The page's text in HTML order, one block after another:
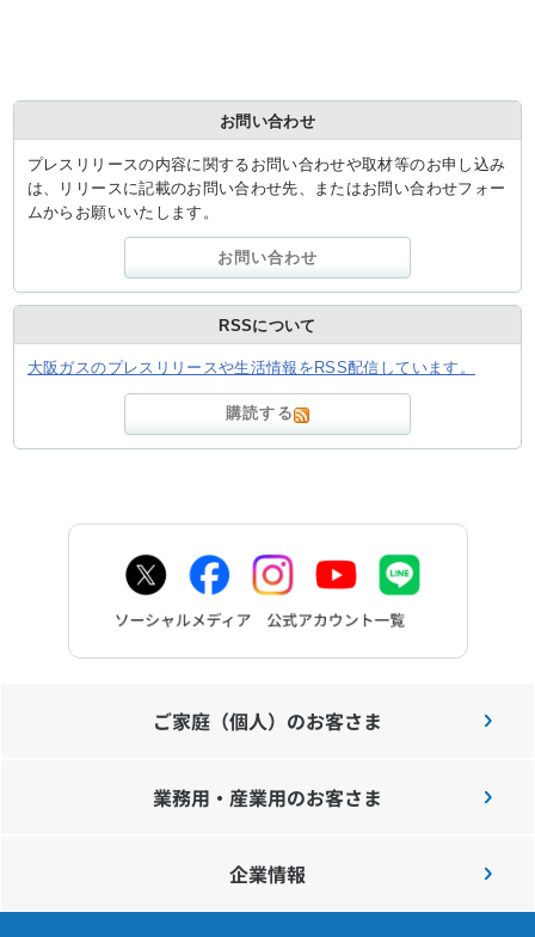
お問い合わせ
プレスリリースの内容に関するお問い合わせや取材等のお申し込み
は、リリースに記載のお問い合わせ先、またはお問い合わせフォー
ムからお願いいたします。
お問い合わせ
RSSについて
大阪ガスのプレスリリースや生活情報をRSS配信しています。
購読する
ご家庭（個人）のお客さま
業務用・産業用のお客さま
企業情報